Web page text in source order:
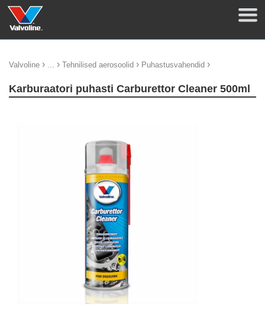
Valvoline › ... › Tehnilised aerosoolid › Puhastusvahendid ›
Karburaatori puhasti Carburettor Cleaner 500ml